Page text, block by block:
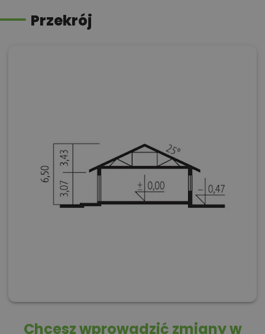
Przekrój
Chcesz wprowadzić zmiany w